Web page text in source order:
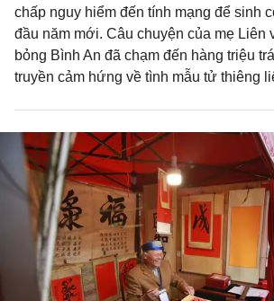
chấp nguy hiểm đến tính mạng để sinh
đầu năm mới. Câu chuyện của mẹ Liên
bỏng Bình An đã chạm đến hàng triệu
truyền cảm hứng về tình mẫu tử thiêng